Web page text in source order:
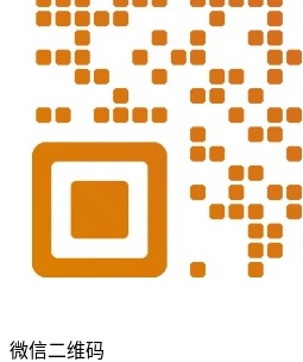
微信二维码